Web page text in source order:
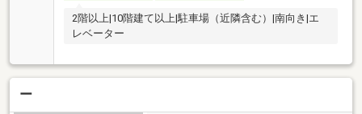
2階以上|10階建て以上|駐車場（近隣含む）|南向き|エ
レベーター
ー